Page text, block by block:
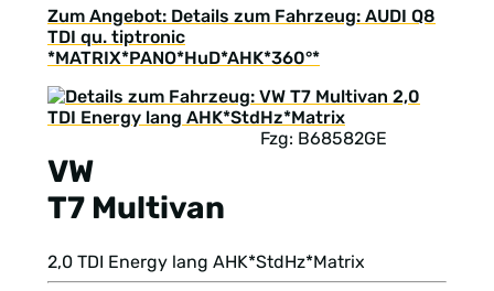
Zum Angebot: Details zum Fahrzeug: AUDI Q8
TDI qu. tiptronic
*MATRIX*PANO*HuD*AHK*360°*
VW
T7 Multivan
Fzg: B68582GE
2,0 TDI Energy lang AHK*StdHz*Matrix